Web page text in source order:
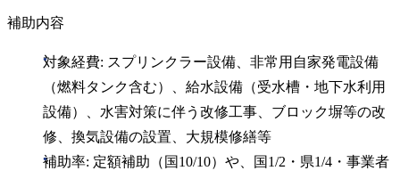
補助内容
対象経費: スプリンクラー設備、非常用自家発電設備
（燃料タンク含む）、給水設備（受水槽・地下水利用
設備）、水害対策に伴う改修工事、ブロック塀等の改
修、換気設備の設置、大規模修繕等
補助率: 定額補助（国10/10）や、国1/2・県1/4・事業者